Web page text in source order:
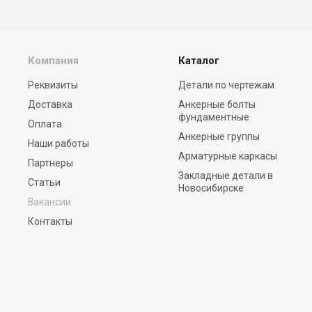
Компания
Реквизиты
Доставка
Оплата
Наши работы
Партнеры
Статьи
Вакансии
Контакты
Каталог
Детали по чертежам
Анкерные болты
фундаментные
Анкерные группы
Арматурные каркасы
Закладные детали в
Новосибирске